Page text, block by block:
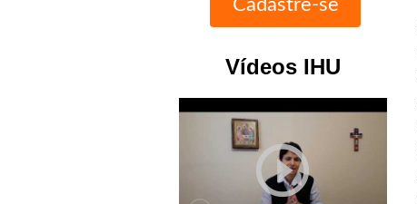
Vídeos IHU
play_circle_outline